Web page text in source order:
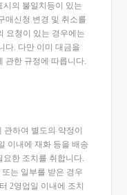
의 불일치등이 있는
매신청 변경 및 취소를
요청이 있는 경우에는
다. 다만 이미 대금을
관한 규정에 따릅니다.
하여 별도의 약정이
이내에 재화 등을 배송
요한 조치를 취합니다.
는 일부를 받은 경우
2영업일 이내에 조치